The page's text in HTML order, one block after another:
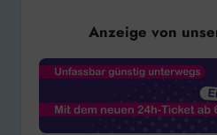
Anzeige von